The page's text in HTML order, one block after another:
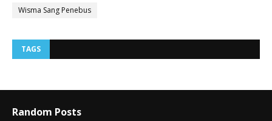
Wisma Sang Penebus
TAGS
Random Posts